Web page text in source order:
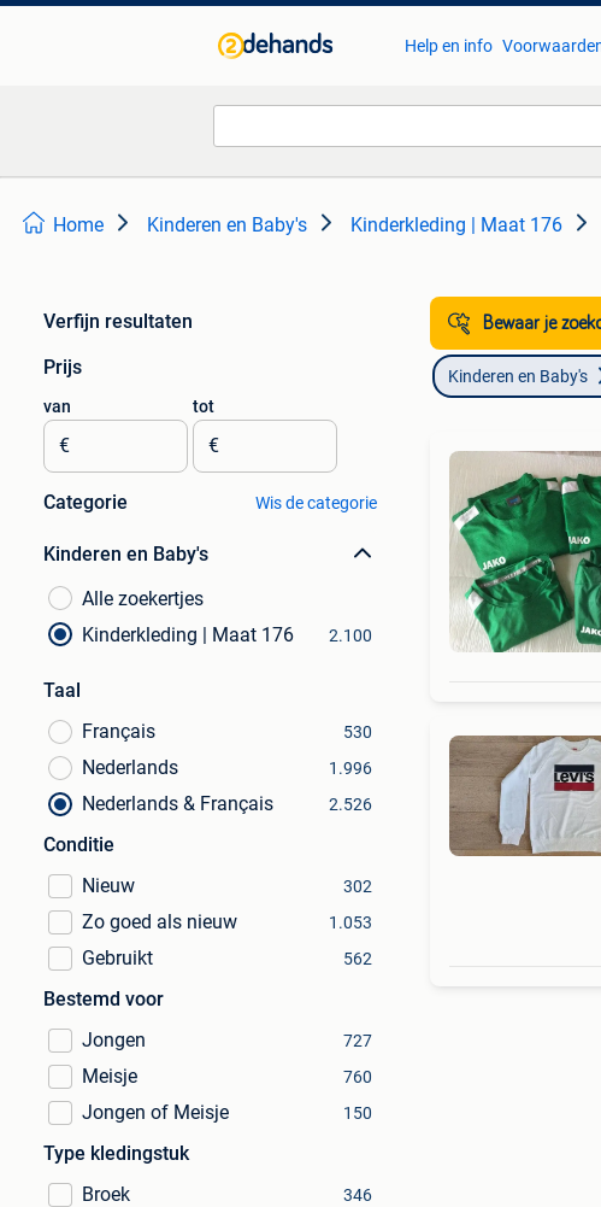
Help en info
Home Kinderen en Baby's Kinderkleding | Maat 176
Verfijn resultaten
Prijs
van
€
tot
€
Categorie Wis de categorie
Kinderen en Baby's
Alle zoekertjes
Kinderkleding | Maat 176
2.100
Taal
Français
530
Nederlands 1.996
Nederlands & Français 2.526
Conditie
Nieuw
302
Zo goed als nieuw 1.053
Gebruikt 562
Bestemd voor
Jongen
727
Meisje 760
Jongen of Meisje 150
Type kledingstuk
Broek
346
Bewaar je
Kinderen en Baby's